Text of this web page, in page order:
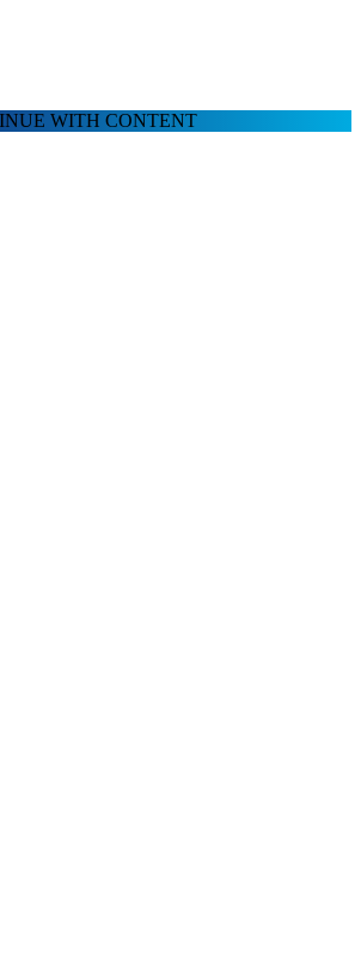
WITH CONTENT